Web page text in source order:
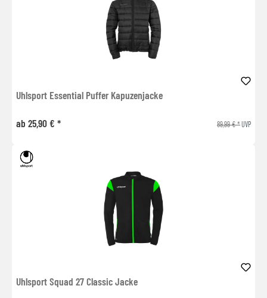
Uhlsport Essential Puffer Kapuzenjacke
ab 25,90 € * 89,99 € *UVP
Uhlsport Squad 27 Classic Jacke